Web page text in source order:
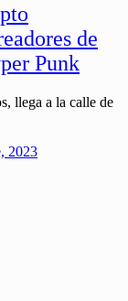
de
Punk
llega a la calle de
2023